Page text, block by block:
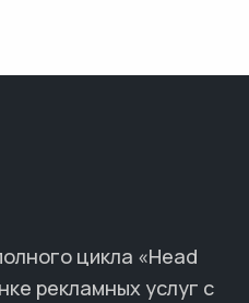
цикла «Head
рекламных услуг с